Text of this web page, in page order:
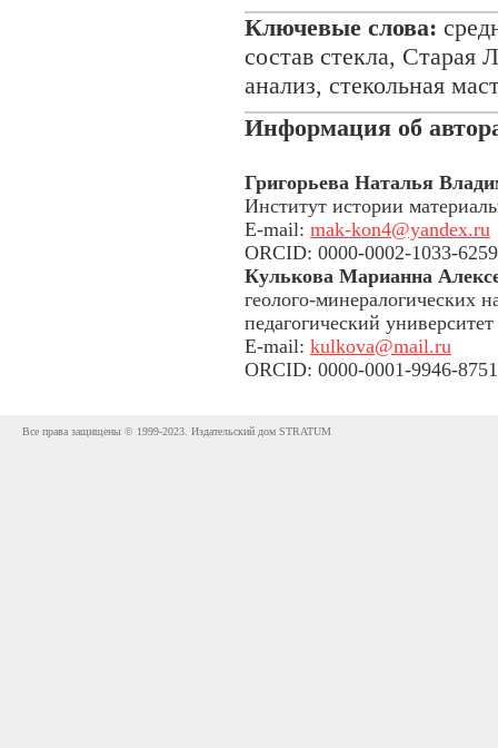
Ключевые слова:
состав стекла, Старая
анализ, стекольная
Информация об
Григорьева Наталья
Институт истории
E-mail: mak-kon4@yandex.ru
ORCID: 0000-0002-1033-6259
Кулькова Марианна
геолого-минералогических
педагогический
E-mail: kulkova@mail.ru
ORCID: 0000-0001-9946-8751
Все права защищены © 1999-2023. Издательский дом STRATUM